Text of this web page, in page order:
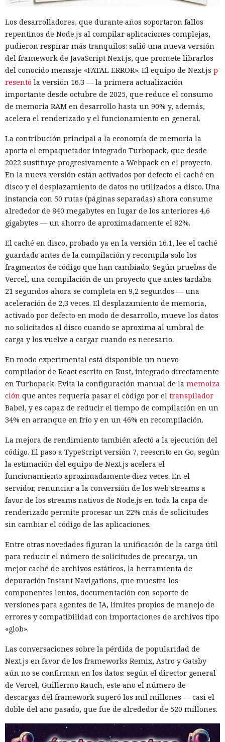
Los desarrolladores, que durante años soportaron fallos
repentinos de Node.js al compilar aplicaciones complejas,
pudieron respirar más tranquilos: salió una nueva versión
del framework de JavaScript Next.js, que promete librarlos
del conocido mensaje «FATAL ERROR». El equipo de Next.js p
resentó la versión 16.3 — la primera actualización
importante desde octubre de 2025, que reduce el consumo
de memoria RAM en desarrollo hasta un 90% y, además,
acelera el renderizado y el funcionamiento en general.
La contribución principal a la economía de memoria la
aporta el empaquetador integrado Turbopack, que desde
2022 sustituye progresivamente a Webpack en el proyecto.
En la nueva versión están activados por defecto el caché en
disco y el desplazamiento de datos no utilizados a disco. Una
instancia con 50 rutas (páginas separadas) ahora consume
alrededor de 840 megabytes en lugar de los anteriores 4,6
gigabytes — un ahorro de aproximadamente el 82%.
El caché en disco, probado ya en la versión 16.1, lee el caché
guardado antes de la compilación y recompila solo los
fragmentos de código que han cambiado. Según pruebas de
Vercel, una compilación de un proyecto que antes tardaba
21 segundos ahora se completa en 9,2 segundos — una
aceleración de 2,3 veces. El desplazamiento de memoria,
activado por defecto en modo de desarrollo, mueve los datos
no solicitados al disco cuando se aproxima al umbral de
carga y los vuelve a cargar cuando es necesario.
En modo experimental está disponible un nuevo
compilador de React escrito en Rust, integrado directamente
en Turbopack. Evita la configuración manual de la memoiza
ción que antes requería pasar el código por el transpilador
Babel, y es capaz de reducir el tiempo de compilación en un
34% en arranque en frío y en un 46% en recompilación.
La mejora de rendimiento también afectó a la ejecución del
código. El paso a TypeScript versión 7, reescrito en Go, según
la estimación del equipo de Next.js acelera el
funcionamiento aproximadamente diez veces. En el
servidor, renunciar a la conversión de los web streams a
favor de los streams nativos de Node.js en toda la capa de
renderizado permite procesar un 22% más de solicitudes
sin cambiar el código de las aplicaciones.
Entre otras novedades figuran la unificación de la carga útil
para reducir el número de solicitudes de precarga, un
mejor caché de archivos estáticos, la herramienta de
depuración Instant Navigations, que muestra los
componentes lentos, documentación con soporte de
versiones para agentes de IA, límites propios de manejo de
errores y compatibilidad con importaciones de archivos tipo
«glob».
Las conversaciones sobre la pérdida de popularidad de
Next.js en favor de los frameworks Remix, Astro y Gatsby
aún no se confirman en los datos: según el director general
de Vercel, Guillermo Rauch, este año el número de
descargas del framework superó los mil millones — casi el
doble del año pasado, que fue de alrededor de 520 millones.